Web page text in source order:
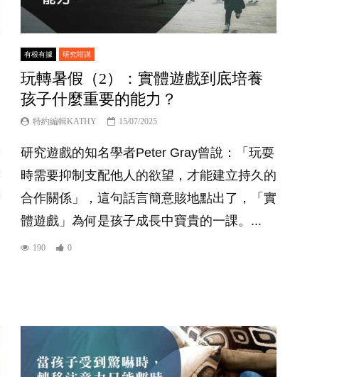
有根有據 研究咁講
玩轉暑假（2）：實體遊戲到底培養
孩子什麼重要的能力？
特約編輯KATHY 15/07/2025
研究遊戲的知名學者Peter Gray曾說：「玩耍
時需要抑制支配他人的欲望，才能建立持久的
合作關係」，這句話言簡意賅地點出了，「實
體遊戲」為何是孩子成長中寶貴的一課。...
190 0